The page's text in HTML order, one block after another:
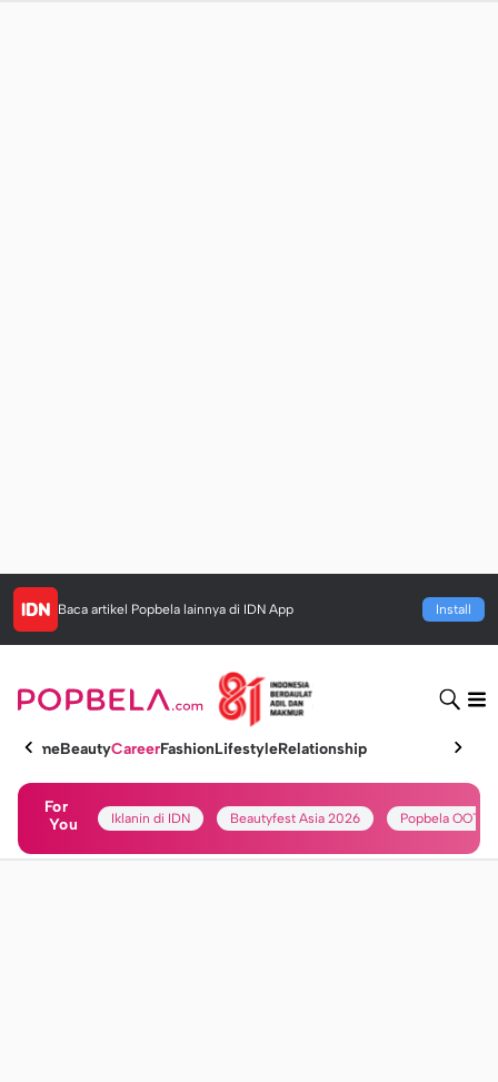
Baca artikel Popbela lainnya di IDN App Install
HomeBeautyCareerFashionLifestyleRelationship
For
You
Iklanin di IDN Beautyfest Asia 2026 Popbela OOTD